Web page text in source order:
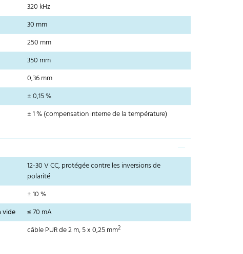
320 kHz
30 mm
250 mm
350 mm
0,36 mm
± 0,15 %
± 1 % (compensation interne de la température)
12-30 V CC, protégée contre les inversions de
polarité
± 10 %
vide
≤ 70 mA
câble PUR de 2 m, 5 x 0,25 mm2